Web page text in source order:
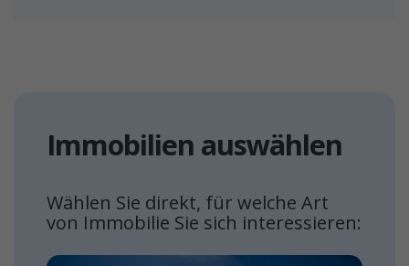
Immobilien auswählen
Wählen Sie direkt, für welche Art
von Immobilie Sie sich interessieren: